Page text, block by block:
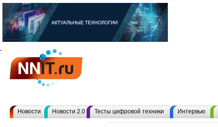
Новости Новости 2.0 Тесты цифровой техники Интервью